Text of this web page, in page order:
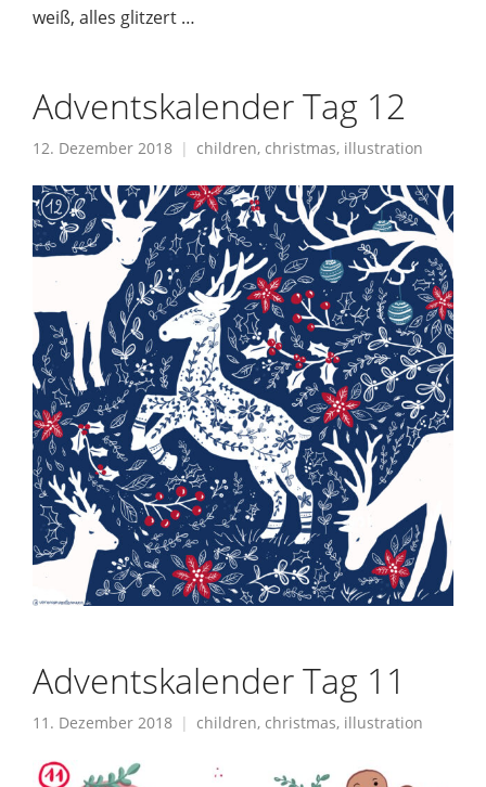
weiß, alles glitzert …
Adventskalender Tag 12
12. Dezember 2018 children, christmas, illustration
Adventskalender Tag 11
11. Dezember 2018 children, christmas, illustration